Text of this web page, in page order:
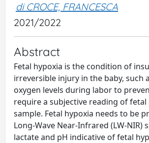
di CROCE, FRANCESCA
2021/2022
Abstract
Fetal hypoxia is the condition of
irreversible injury in the baby,
oxygen levels during labor to
require a subjective reading of
sample. Fetal hypoxia needs to be
Long-Wave Near-Infrared (LW-
lactate and pH indicative of fetal